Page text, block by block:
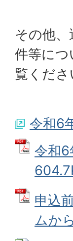
その他
件等につ
覧くださ
令和6
令和6
申込
ムか